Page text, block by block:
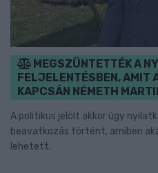
MEGSZÜNTETTÉK A
FELJELENTÉSBEN, AMIT
KAPCSÁN NÉMETH
A politikus jelölt akkor úgy
beavatkozás történt, amiben
lehetett.